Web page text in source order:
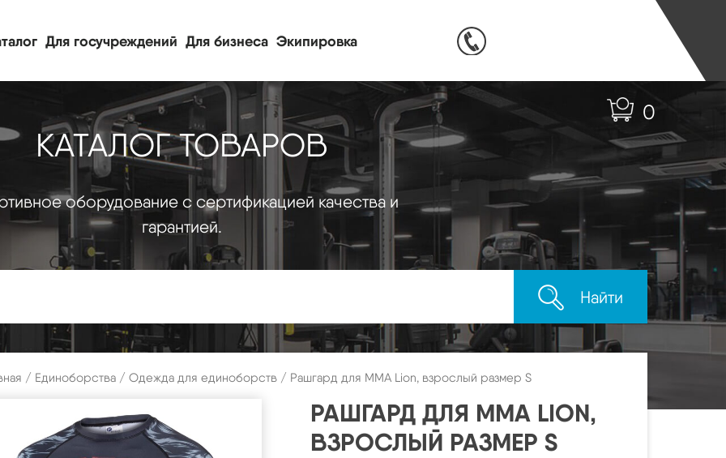
Для госучреждений Для бизнеса Экипировка
0
КАТАЛОГ ТОВАРОВ
оборудование с сертификацией качества и
гарантией.
Найти
/ Единоборства / Одежда для единоборств / Рашгард для MMA Lion, взрослый размер S
РАШГАРД ДЛЯ MMA LION,
ВЗРОСЛЫЙ РАЗМЕР S